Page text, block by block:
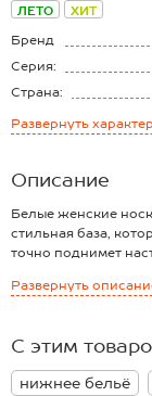
ЛЕТО ХИТ
Бренд
Серия:
Страна:
Состав:
Развернуть
Описание
Белые женские
стильная база,
точно поднимет
— мягкий трикотаж:
— хлопковые носки
— классическая
Трикотажные
Развернуть
С этим
нижнее бельё